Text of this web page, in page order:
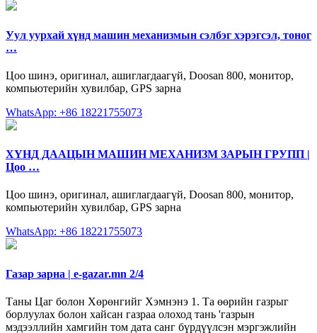
Уул уурхай хүнд машин мeханизмын сэлбэг хэрэгсэл, тоног
…
Цоо шинэ, оригинал, ашиглагдаагүй, Doosan 800, монитор,
компьютерийн хувилбар, GPS зарна
WhatsApp: +86 18221755073
ХҮНД ДААЦЫН МАШИН МЕХАНИЗМ ЗАРЫН ГРУПП |
Цоо …
Цоо шинэ, оригинал, ашиглагдаагүй, Doosan 800, монитор,
компьютерийн хувилбар, GPS зарна
WhatsApp: +86 18221755073
Газар зарна | e-gazar.mn 2/4
Таны Цаг болон Хөрөнгийг Хэмнэнэ 1. Та өөрийн газрыг
борлуулах болон хайсан газраа олоход тань 'газрын
мэдээллийн хамгийн том дата санг бүрдүүлсэн мэргэжлийн